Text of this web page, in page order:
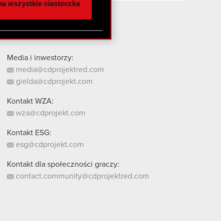
innymi danymi
z naszej witryny,
wszystkie ciasteczka
Media i inwestorzy:
media@cdprojektred.com
gielda@cdprojekt.com
Kontakt WZA:
wza@cdprojekt.com
Kontakt ESG:
esg@cdprojekt.com
Kontakt dla społeczności graczy:
contact.community@cdprojektred.com